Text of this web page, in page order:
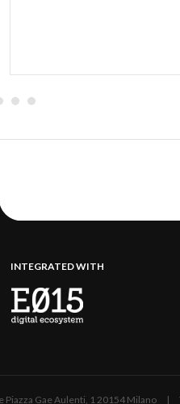
INTEGRATED WITH
Piazza Gae Aulenti, 1 20154